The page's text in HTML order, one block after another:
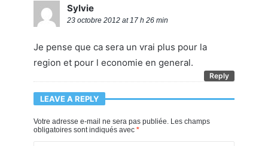
Sylvie
23 octobre 2012 at 17 h 26 min
Je pense que ca sera un vrai plus pour la
region et pour l economie en general.
Reply
LEAVE A REPLY
Votre adresse e-mail ne sera pas publiée. Les champs
obligatoires sont indiqués avec *